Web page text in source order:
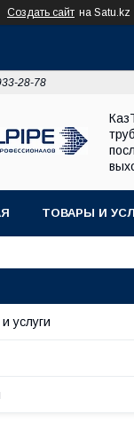
Создать сайт на Satu.kz
28-78
ТОВАРЫ И
услуги